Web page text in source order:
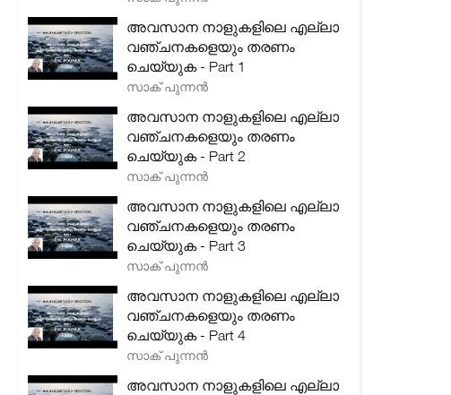
അവസാന നാളുകളിലെ എല്ലാ
വഞ്ചനകളെയും തരണം
ചെയ്യുക - Part 1
സാക് പുന്നൻ
അവസാന നാളുകളിലെ എല്ലാ
വഞ്ചനകളെയും തരണം
ചെയ്യുക - Part 2
സാക് പുന്നൻ
അവസാന നാളുകളിലെ എല്ലാ
വഞ്ചനകളെയും തരണം
ചെയ്യുക - Part 3
സാക് പുന്നൻ
അവസാന നാളുകളിലെ എല്ലാ
വഞ്ചനകളെയും തരണം
ചെയ്യുക - Part 4
സാക് പുന്നൻ
അവസാന നാളുകളിലെ എല്ലാ